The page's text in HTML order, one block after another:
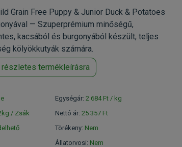
Grain Free Puppy & Junior Duck & Potatoes
— Szuperprémium minőségű,
kacsából és burgonyából készült, teljes
kölyökkutyák számára.
részletes termékleírásra
/ Zsák
Egységár: 2 684 Ft / kg
Nettó ár: 25 357 Ft
Törékeny: Nem
Állatorvosi: Nem